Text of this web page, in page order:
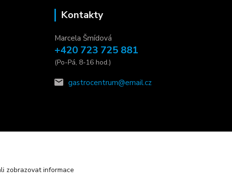
Kontakty
Marcela Šmídová
+420 723 725 881
(Po-Pá, 8-16 hod.)
gastrocentrum@email.cz
zobrazovat informace